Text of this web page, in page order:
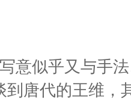
意似乎又与手
到唐代的王维，